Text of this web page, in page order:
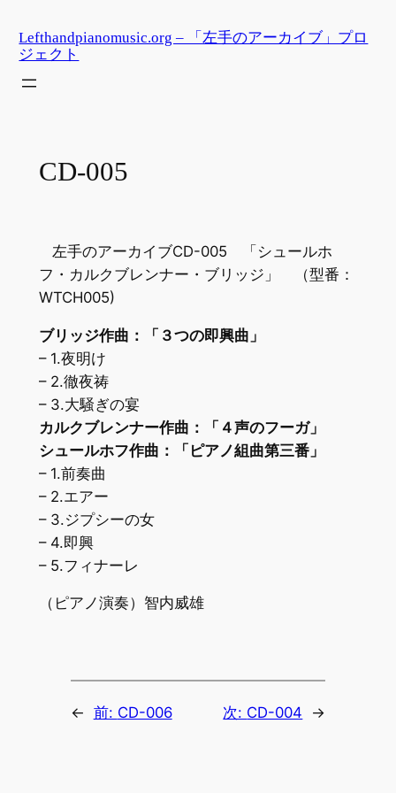
容
を
Lefthandpianomusic.org – 「左手のアーカイブ」プロ
ジェクト
CD-005
左手のアーカイブCD-005 「シュールホ
フ・カルクブレンナー・ブリッジ」 （型番：
WTCH005)
ブリッジ作曲：「３つの即興曲」
– 1.夜明け
– 2.徹夜祷
– 3.大騒ぎの宴
カルクブレンナー作曲：「４声のフーガ」
シュールホフ作曲：「ピアノ組曲第三番」
– 1.前奏曲
– 2.エアー
– 3.ジプシーの女
– 4.即興
– 5.フィナーレ
（ピアノ演奏）智内威雄
← 前: CD-006 次: CD-004 →